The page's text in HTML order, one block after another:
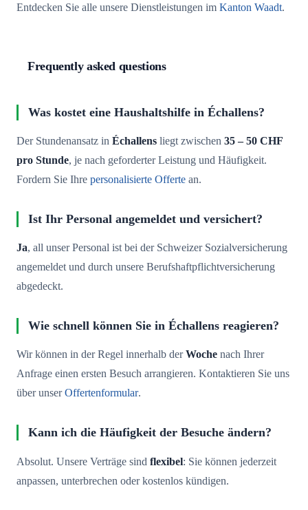
Entdecken Sie alle unsere Dienstleistungen im Kanton Waadt.
Frequently asked questions
Was kostet eine Haushaltshilfe in Échallens?
Der Stundenansatz in Échallens liegt zwischen 35 – 50 CHF
pro Stunde, je nach geforderter Leistung und Häufigkeit.
Fordern Sie Ihre personalisierte Offerte an.
Ist Ihr Personal angemeldet und versichert?
Ja, all unser Personal ist bei der Schweizer Sozialversicherung
angemeldet und durch unsere Berufshaftpflichtversicherung
abgedeckt.
Wie schnell können Sie in Échallens reagieren?
Wir können in der Regel innerhalb derWoche nach Ihrer
Anfrage einen ersten Besuch arrangieren. Kontaktieren Sie uns
über unserOffertenformular.
Kann ich die Häufigkeit der Besuche ändern?
Absolut. Unsere Verträge sind flexibel: Sie können jederzeit
anpassen, unterbrechen oder kostenlos kündigen.